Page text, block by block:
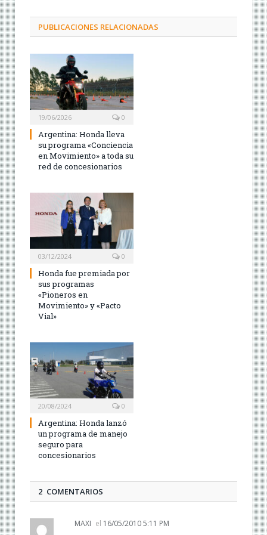
PUBLICACIONES RELACIONADAS
19/06/2026 0
Argentina: Honda lleva
su programa «Conciencia
en Movimiento» a toda su
red de concesionarios
03/12/2024 0
Honda fue premiada por
sus programas
«Pioneros en
Movimiento» y «Pacto
Vial»
20/08/2024 0
Argentina: Honda lanzó
un programa de manejo
seguro para
concesionarios
2 COMENTARIOS
MAXI el 16/05/2010 5:11 PM